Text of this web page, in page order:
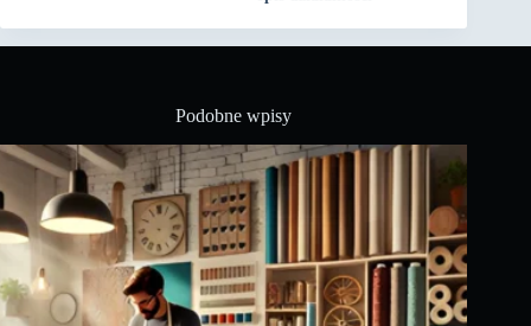
Podobne wpisy